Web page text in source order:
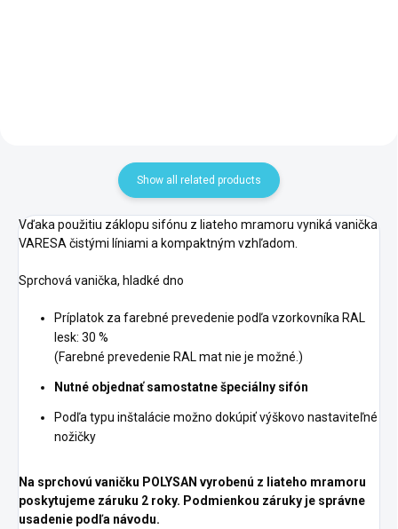
Show all related products
Vďaka použitiu záklopu sifónu z liateho mramoru vyniká vanička
VARESA čistými líniami a kompaktným vzhľadom.
Sprchová vanička, hladké dno
Príplatok za farebné prevedenie podľa vzorkovníka RAL
lesk: 30 %
(Farebné prevedenie RAL mat nie je možné.)
Nutné objednať samostatne špeciálny sifón
Podľa typu inštalácie možno dokúpiť výškovo nastaviteľné
nožičky
Na sprchovú vaničku POLYSAN vyrobenú z liateho mramoru
poskytujeme záruku 2 roky. Podmienkou záruky je správne
usadenie podľa návodu.